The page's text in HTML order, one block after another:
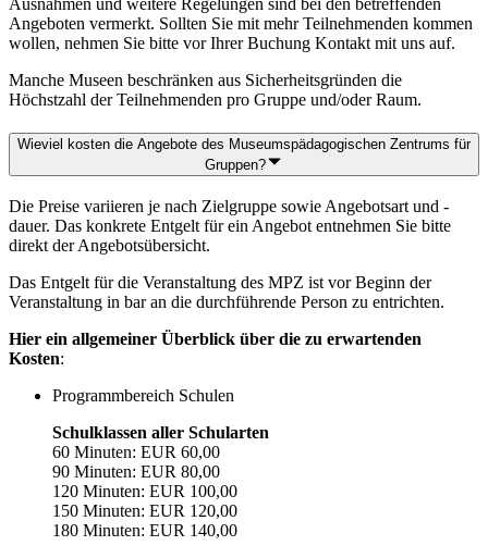
Ausnahmen und weitere Regelungen sind bei den betreffenden
Angeboten vermerkt. Sollten Sie mit mehr Teilnehmenden kommen
wollen, nehmen Sie bitte vor Ihrer Buchung Kontakt mit uns auf.
Manche Museen beschränken aus Sicherheitsgründen die
Höchstzahl der Teilnehmenden pro Gruppe und/oder Raum.
Wieviel kosten die Angebote des Museumspädagogischen Zentrums für
Gruppen?
Die Preise variieren je nach Zielgruppe sowie Angebotsart und -
dauer. Das konkrete Entgelt für ein Angebot entnehmen Sie bitte
direkt der Angebotsübersicht.
Das Entgelt für die Veranstaltung des MPZ ist vor Beginn der
Veranstaltung in bar an die durchführende Person zu entrichten.
Hier ein allgemeiner Überblick über die zu erwartenden
Kosten:
Programmbereich Schulen
Schulklassen aller Schularten
60 Minuten: EUR 60,00
90 Minuten: EUR 80,00
120 Minuten: EUR 100,00
150 Minuten: EUR 120,00
180 Minuten: EUR 140,00